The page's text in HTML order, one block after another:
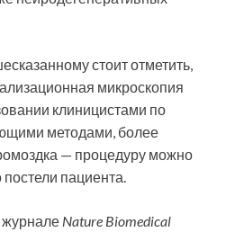
стоит отметить,
микроскопия
клиницистами по
методами, более
— процедуру можно
пациента.
журнале Nature Biomedical